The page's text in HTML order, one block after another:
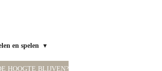
en spelen
HOOGTE BLIJVEN?